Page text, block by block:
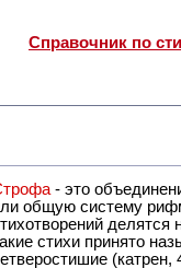
Справочник по
- это объединение двух
общую систему рифм, и регулярно или периодически
делятся на строфы и т.о. являются строфическими.
принято называть астрофическими. Самая популярная строфа в русской поэзии -